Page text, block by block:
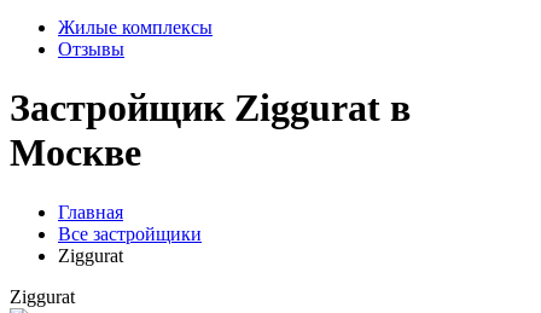
Жилые комплексы
Отзывы
Застройщик Ziggurat в
Москве
Главная
Все застройщики
Ziggurat
Ziggurat